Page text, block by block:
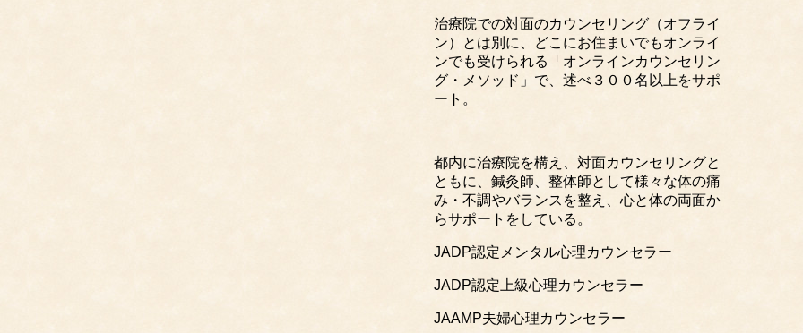
治療院での対面のカウンセリング（オフライ
ン）とは別に、どこにお住まいでもオンライ
ンでも受けられる「オンラインカウンセリン
グ・メソッド」で、述べ３００名以上をサポ
ート。
都内に治療院を構え、対面カウンセリングと
ともに、鍼灸師、整体師として様々な体の痛
み・不調やバランスを整え、心と体の両面か
らサポートをしている。
JADP認定メンタル心理カウンセラー
JADP認定上級心理カウンセラー
JAAMP夫婦心理カウンセラー